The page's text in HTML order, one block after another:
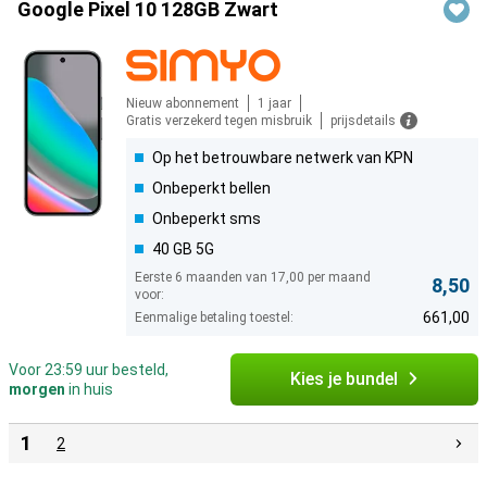
Google Pixel 10 128GB Zwart
Nieuw abonnement
1 jaar
Gratis verzekerd tegen misbruik
prijsdetails
Op het betrouwbare netwerk van KPN
Onbeperkt bellen
Onbeperkt sms
40 GB 5G
Eerste 6 maanden van 17,00 per maand
voor:
8,50
Eenmalige betaling toestel: 661,00
Voor 23:59 uur besteld,
morgen in huis Kies je bundel
1 2